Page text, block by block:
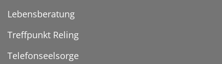
Lebensberatung
Treffpunkt Reling
Telefonseelsorge